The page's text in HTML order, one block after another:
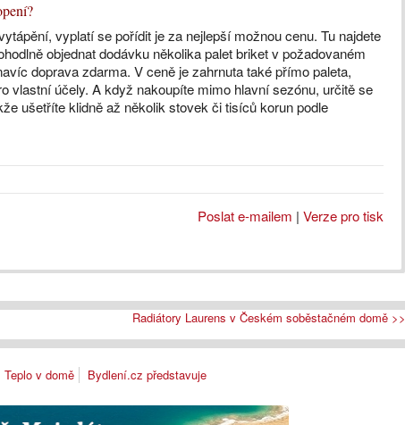
vyplatí se pořídit je za nejlepší možnou cenu. Tu najdete
objednat dodávku několika palet briket v požadovaném
doprava zdarma. V ceně je zahrnuta také přímo paleta,
vlastní účely. A když nakoupíte mimo hlavní sezónu, určitě se
ušetříte klidně až několik stovek či tisíců korun podle
Poslat e-mailem | Verze pro tisk
Radiátory Laurens v Českém soběstačném domě >>
Teplo v domě Bydlení.cz představuje